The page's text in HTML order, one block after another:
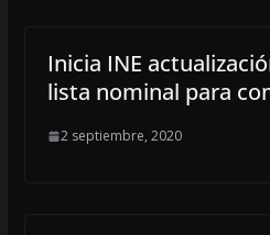
Inicia INE
lista nominal para
2 septiembre, 2020